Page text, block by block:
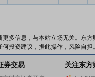
多信息，与本站立场无关。东
投资建议，据此操作，风险自担